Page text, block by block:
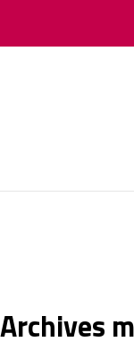
Cookie_Notice()-
Archives